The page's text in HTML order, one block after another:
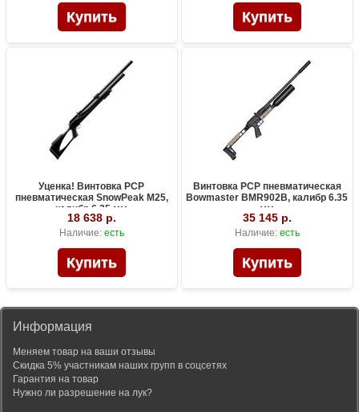
Уценка! Винтовка PCP
пневматическая SnowPeak M25,
калибр 6.35 мм
18 638 р.
Наличие: есть
Винтовка PCP пневматическая
Bowmaster BMR902B, калибр 6.35
мм
35 145 р.
Наличие: есть
Информация
Меняем товар на ваши отзывы
Скидка 5% участникам наших групп в соцсетях
Гарантия на товар
Нужно ли разрешение на лук?